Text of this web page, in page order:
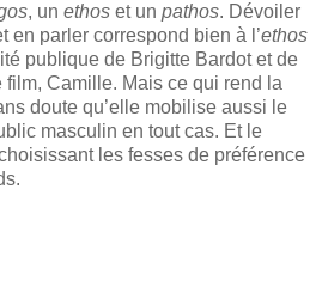
, un ethos et un pathos. Dévoiler
en parler correspond bien à l’ethos
publique de Brigitte Bardot et de
Camille. Mais ce qui rend la
doute qu’elle mobilise aussi le
masculin en tout cas. Et le
les fesses de préférence